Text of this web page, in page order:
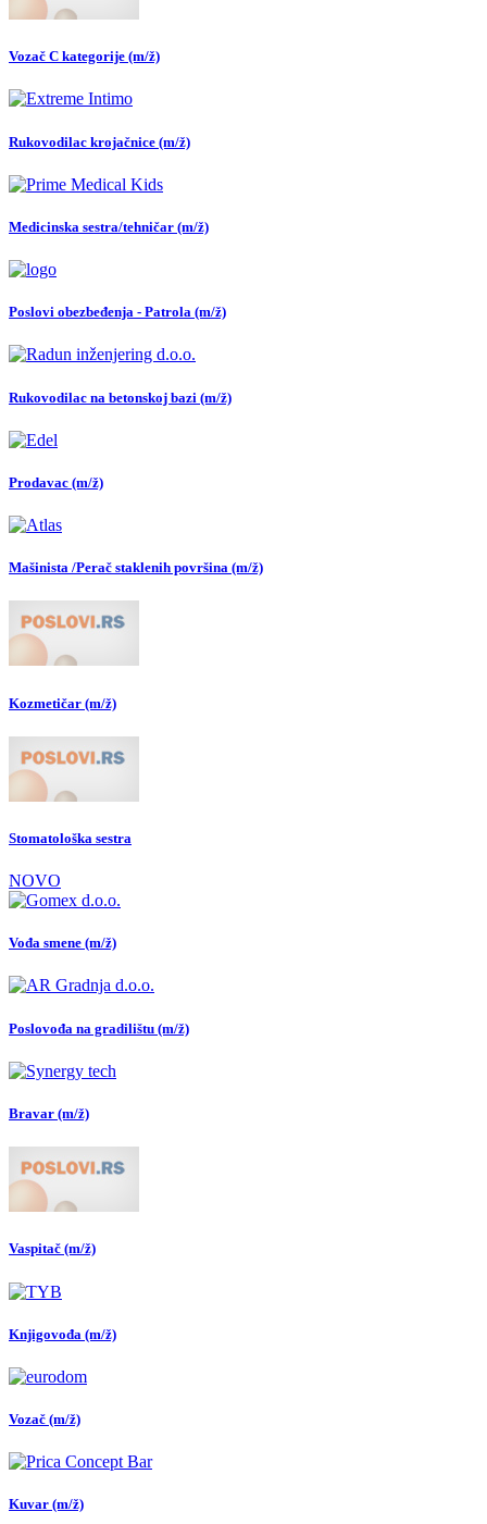
Vozač C kategorije (m/ž)
Rukovodilac krojačnice (m/ž)
Medicinska sestra/tehničar (m/ž)
Poslovi obezbeđenja - Patrola (m/ž)
Rukovodilac na betonskoj bazi (m/ž)
Prodavac (m/ž)
Mašinista /Perač staklenih površina (m/ž)
Kozmetičar (m/ž)
Stomatološka sestra
NOVO
Vođa smene (m/ž)
Poslovođa na gradilištu (m/ž)
Bravar (m/ž)
Vaspitač (m/ž)
Knjigovođa (m/ž)
Vozač (m/ž)
Kuvar (m/ž)